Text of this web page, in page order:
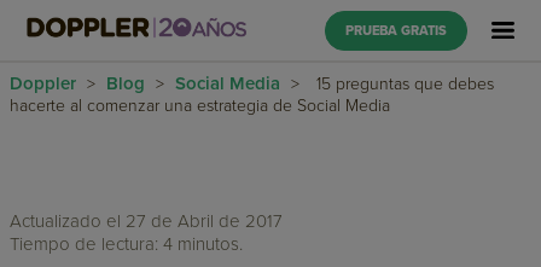
PRUEBA GRATIS
Doppler > Blog > Social Media >
15 preguntas que debes
hacerte al comenzar una estrategia de Social Media
Actualizado el 27 de Abril de 2017
Tiempo de lectura: 4 minutos.